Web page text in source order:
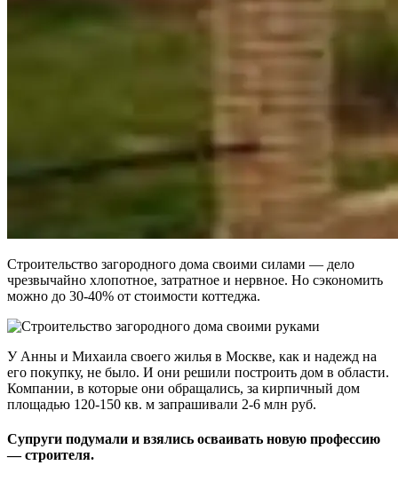
Строительство загородного дома своими силами — дело
чрезвычайно хлопотное, затратное и нервное. Но сэкономить
можно до 30-40% от стоимости коттеджа.
У Анны и Михаила своего жилья в Москве, как и надежд на
его покупку, не было. И они решили построить дом в области.
Компании, в которые они обращались, за кирпичный дом
площадью 120-150 кв. м запрашивали 2-6 млн руб.
Супруги подумали и взялись осваивать новую профессию
— строителя.